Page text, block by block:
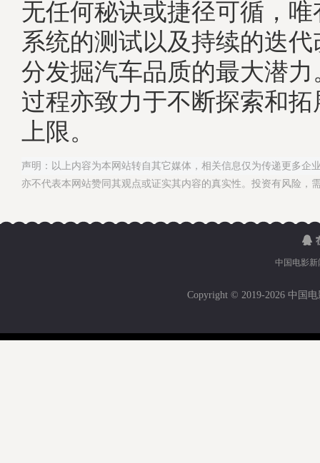
无任何秘诀或捷径可循，
系统的测试以及持续的迭
分发掘汽车品质的最大潜
过程亦致力于不断探索和
上限。
声明：以上内容为本网站转自其它媒体，相关信息仅为传递更多企
亦不代表本网站赞同其观点或证实其内容的真实性。投资有风险，
中国电影新
Copyright © 2019-2026 中国